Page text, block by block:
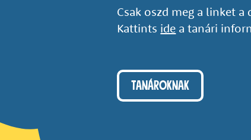
Csak oszd meg a linket
Kattints ide a tanári
TANÁROKNAK